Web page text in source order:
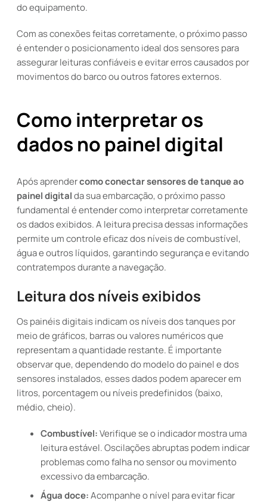
do equipamento.
Com as conexões feitas corretamente, o próximo passo
é entender o posicionamento ideal dos sensores para
assegurar leituras confiáveis e evitar erros causados por
movimentos do barco ou outros fatores externos.
Como interpretar os
dados no painel digital
Após aprendercomo conectar sensores de tanque ao
painel digitalda sua embarcação, o próximo passo
fundamental é entender como interpretar corretamente
os dados exibidos. A leitura precisa dessas informações
permite um controle eficaz dos níveis de combustível,
água e outros líquidos, garantindo segurança e evitando
contratempos durante a navegação.
Leitura dos níveis exibidos
Os painéis digitais indicam os níveis dos tanques por
meio de gráficos, barras ou valores numéricos que
representam a quantidade restante. É importante
observar que, dependendo do modelo do painel e dos
sensores instalados, esses dados podem aparecer em
litros, porcentagem ou níveis predefinidos (baixo,
médio, cheio).
Combustível:Verifique se o indicador mostra uma
leitura estável. Oscilações abruptas podem indicar
problemas como falha no sensor ou movimento
excessivo da embarcação.
Água doce:Acompanhe o nível para evitar ficar